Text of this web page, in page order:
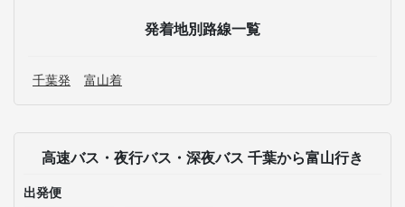
発着地別路線一覧
千葉発 富山着
高速バス・夜行バス・深夜バス 千葉から富山行き
出発便